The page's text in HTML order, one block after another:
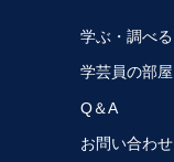
学ぶ・調べる
学芸員の部屋
Q＆A
お問い合わせ